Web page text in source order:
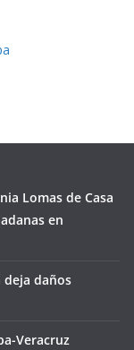
Lomas de Casa
en
deja daños
Veracruz